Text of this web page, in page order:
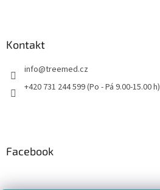
Kontakt
info@treemed.cz
+420 731 244 599 (Po - Pá 9.00-15.00 h)
Facebook